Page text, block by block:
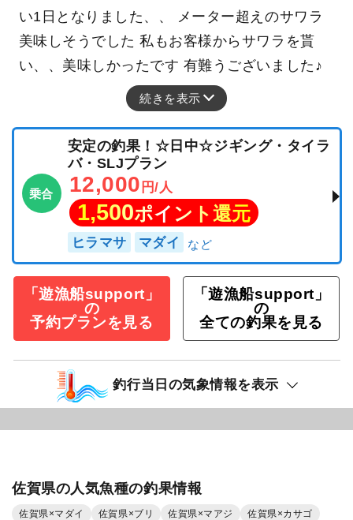
い1日となりました、、 メーター超えのサワラ
美味しそうでした 私もお客様からサワラを貰
い、、美味しかったです 有難うございました♪
続きを表示
乗合
安定の釣果！☆日中☆ジギング・タイラ
バ・SLJプラン
12,000 円/人
1,500ポイント還元
ヒラマサ マダイ
「遊漁船support」
の
予約プランを見る
「遊漁船support」
の
全ての釣果を見る
釣行当日の気象情報を表示
佐賀県の人気魚種の釣果情報
佐賀県×マダイ 佐賀県×ブリ 佐賀県×マアジ
佐賀県×カサゴ